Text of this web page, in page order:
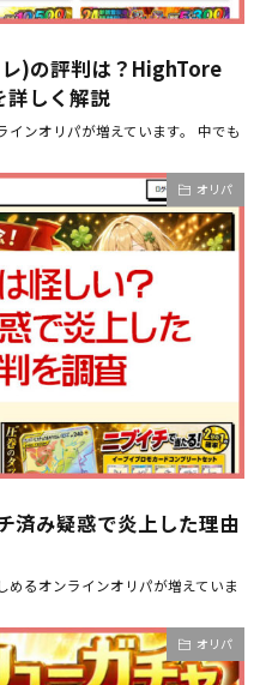
)の評判は？HighTore
詳しく解説
ンオリパが増えています。 中でも
オリパ
済み疑惑で炎上した理由
るオンラインオリパが増えていま
オリパ